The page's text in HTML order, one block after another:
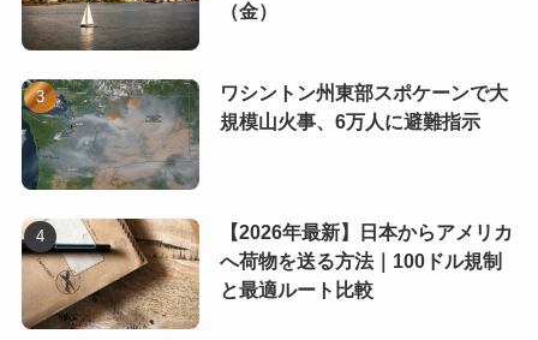
（金）
ワシントン州東部スポケーンで大
規模山火事、6万人に避難指示
【2026年最新】日本からアメリカ
へ荷物を送る方法｜100ドル規制
と最適ルート比較